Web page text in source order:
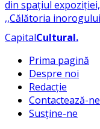
CapitalCultural.
Prima pagină
Despre noi
Redacție
Contactează-ne
Susține-ne